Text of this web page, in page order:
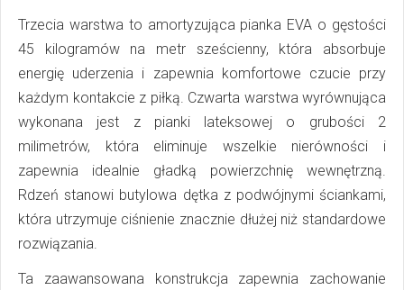
Trzecia warstwa to amortyzująca pianka EVA o gęstości
45 kilogramów na metr sześcienny, która absorbuje
energię uderzenia i zapewnia komfortowe czucie przy
każdym kontakcie z piłką. Czwarta warstwa wyrównująca
wykonana jest z pianki lateksowej o grubości 2
milimetrów, która eliminuje wszelkie nierówności i
zapewnia idealnie gładką powierzchnię wewnętrzną.
Rdzeń stanowi butylowa dętka z podwójnymi ściankami,
która utrzymuje ciśnienie znacznie dłużej niż standardowe
rozwiązania.
Ta zaawansowana konstrukcja zapewnia zachowanie